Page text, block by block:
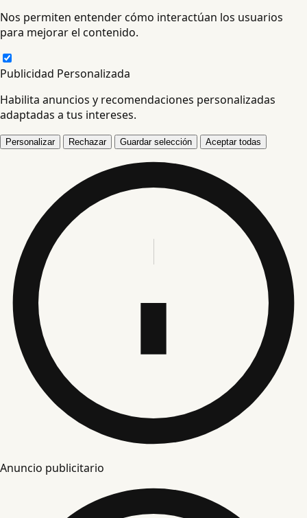
Nos permiten entender cómo interactúan los usuarios
para mejorar el contenido.
Publicidad Personalizada
Habilita anuncios y recomendaciones personalizadas
adaptadas a tus intereses.
Personalizar Rechazar Guardar selección Aceptar todas
Anuncio publicitario